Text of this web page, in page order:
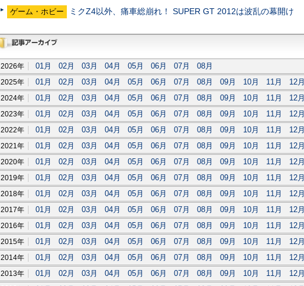
ゲーム・ホビー ミクZ4以外、痛車総崩れ！ SUPER GT 2012は波乱の幕開け
過去記事アーカイブ
2026年
01月 02月 03月 04月 05月 06月 07月 08月
2025年 01月 02月 03月 04月 05月 06月 07月 08月 09月 10月 11月 12月
2024年 01月 02月 03月 04月 05月 06月 07月 08月 09月 10月 11月 12月
2023年 01月 02月 03月 04月 05月 06月 07月 08月 09月 10月 11月 12月
2022年 01月 02月 03月 04月 05月 06月 07月 08月 09月 10月 11月 12月
2021年 01月 02月 03月 04月 05月 06月 07月 08月 09月 10月 11月 12月
2020年 01月 02月 03月 04月 05月 06月 07月 08月 09月 10月 11月 12月
2019年 01月 02月 03月 04月 05月 06月 07月 08月 09月 10月 11月 12月
2018年 01月 02月 03月 04月 05月 06月 07月 08月 09月 10月 11月 12月
2017年 01月 02月 03月 04月 05月 06月 07月 08月 09月 10月 11月 12月
2016年 01月 02月 03月 04月 05月 06月 07月 08月 09月 10月 11月 12月
2015年 01月 02月 03月 04月 05月 06月 07月 08月 09月 10月 11月 12月
2014年 01月 02月 03月 04月 05月 06月 07月 08月 09月 10月 11月 12月
2013年 01月 02月 03月 04月 05月 06月 07月 08月 09月 10月 11月 12月